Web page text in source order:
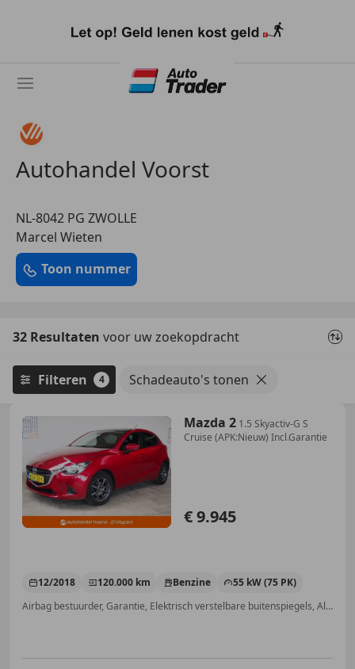
naar
Autohandel Voorst
NL-8042 PG ZWOLLE
Marcel Wieten
Toon nummer
32 Resultaten voor uw zoekopdracht
Filteren 4 Schadeauto's tonen
Mazda 2 1.5 Skyactiv-G S
Cruise (APK:Nieuw) Incl.Garantie
€ 9.945
12/2018 120.000 km Benzine
55 kW (75 PK)
Airbag bestuurder, Garantie, Elektrisch verstelbare buitenspiegels, Alarm, Airconditioning, Nieuwe APK, Lichtmetalen velgen, Multifunctioneel stuurwiel